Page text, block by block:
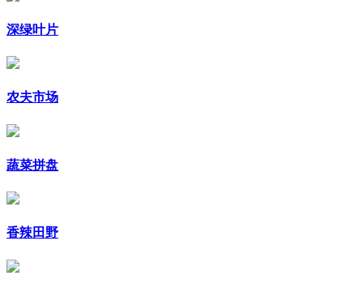
深绿叶片
农夫市场
蔬菜拼盘
香辣田野